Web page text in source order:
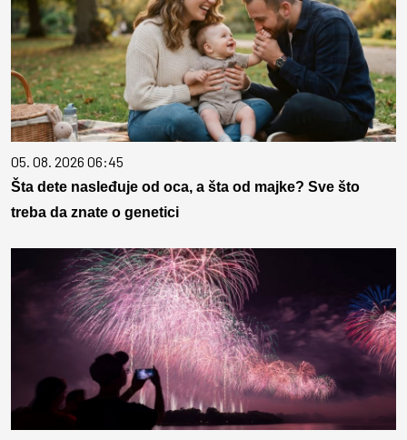
05. 08. 2026 06:45
Šta dete nasleđuje od oca, a šta od majke? Sve što
treba da znate o genetici